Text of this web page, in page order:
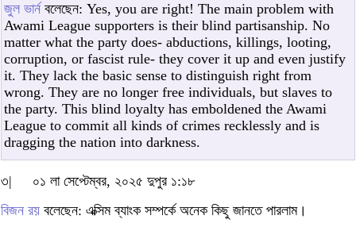
জুল ভার্ন বলেছেন: Yes, you are right! The main problem with
Awami League supporters is their blind partisanship. No
matter what the party does- abductions, killings, looting,
corruption, or fascist rule- they cover it up and even justify
it. They lack the basic sense to distinguish right from
wrong. They are no longer free individuals, but slaves to
the party. This blind loyalty has emboldened the Awami
League to commit all kinds of crimes recklessly and is
dragging the nation into darkness.
৩|
০১ লা সেপ্টেম্বর, ২০২৫ দুপুর ১:১৮
বিজন রয় বলেছেন: এক্সিম ব্যাংক সম্পর্কে অনেক কিছু জানতে পারলাম।